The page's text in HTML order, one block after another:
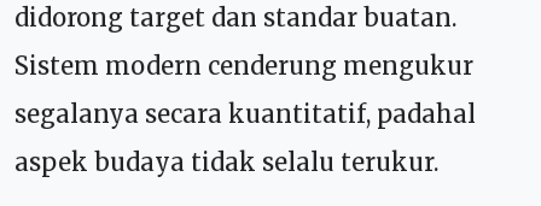
didorong target dan standar buatan.
Sistem modern cenderung mengukur
segalanya secara kuantitatif, padahal
aspek budaya tidak selalu terukur.